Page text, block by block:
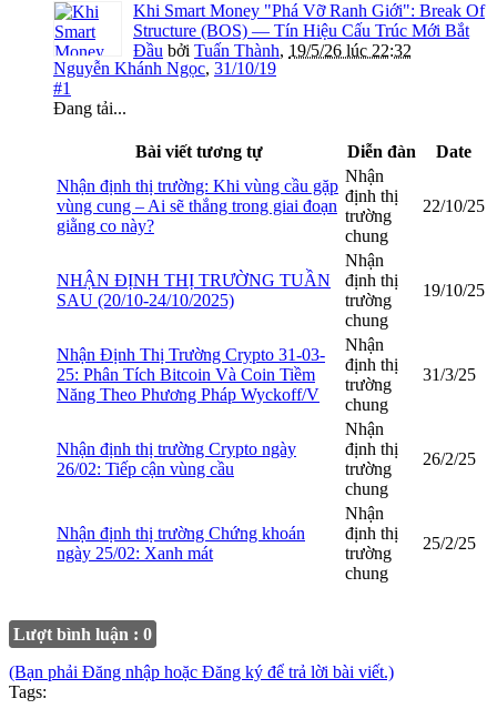
Khi Smart Money "Phá Vỡ Ranh Giới": Break Of
Structure (BOS) — Tín Hiệu Cấu Trúc Mới Bắt
Đầu bởi Tuấn Thành, 19/5/26 lúc 22:32
Nguyễn Khánh Ngọc, 31/10/19
#1
Đang tải...
Bài viết tương tự Diễn đàn
Date
Nhận định thị trường: Khi vùng cầu gặp
vùng cung – Ai sẽ thắng trong giai đoạn
giằng co này?
Nhận
định thị
trường
chung
22/10/25
NHẬN ĐỊNH THỊ TRƯỜNG TUẦN
SAU (20/10-24/10/2025)
Nhận
định thị
trường
chung
19/10/25
Nhận Định Thị Trường Crypto 31-03-
25: Phân Tích Bitcoin Và Coin Tiềm
Năng Theo Phương Pháp Wyckoff/V
Nhận
định thị
trường
chung
31/3/25
Nhận định thị trường Crypto ngày
26/02: Tiếp cận vùng cầu
Nhận
định thị
trường
chung
26/2/25
Nhận định thị trường Chứng khoán
ngày 25/02: Xanh mát
Nhận
định thị
trường
chung
25/2/25
Lượt bình luận : 0
(Bạn phải Đăng nhập hoặc Đăng ký để trả lời bài viết.)
Tags: